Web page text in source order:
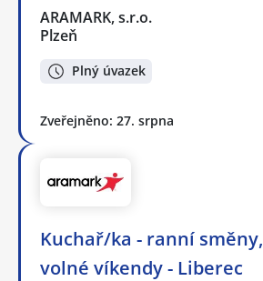
ARAMARK, s.r.o.
Plzeň
Plný úvazek
Zveřejněno: 27. srpna
Kuchař/ka - ranní směny,
volné víkendy - Liberec